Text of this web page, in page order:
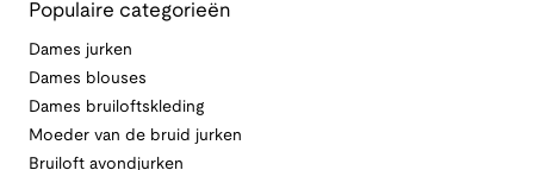
Populaire categorieën
Dames jurken
Dames blouses
Dames bruiloftskleding
Moeder van de bruid jurken
Bruiloft avondjurken